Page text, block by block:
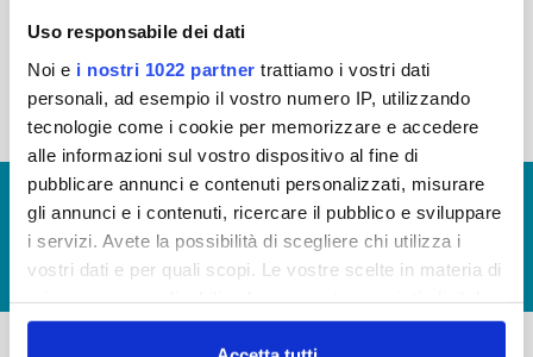
Uso responsabile dei dati
Noi e i nostri 1022 partner trattiamo i vostri dati
personali, ad esempio il vostro numero IP, utilizzando
tecnologie come i cookie per memorizzare e accedere
alle informazioni sul vostro dispositivo al fine di
pubblicare annunci e contenuti personalizzati, misurare
gli annunci e i contenuti, ricercare il pubblico e sviluppare
i servizi. Avete la possibilità di scegliere chi utilizza i
vostri dati e per quali scopi. Le vostre scelte in materia di
in cui avete effettuato le vostre scelte. È possibile
« prima ‹ precedente … 27 28 29
31
32 33 34 35
© Copyright 2017 - 2026
GLOSSARIO
GIUDICA IL SERVIZIO
LAVORA CON NOI